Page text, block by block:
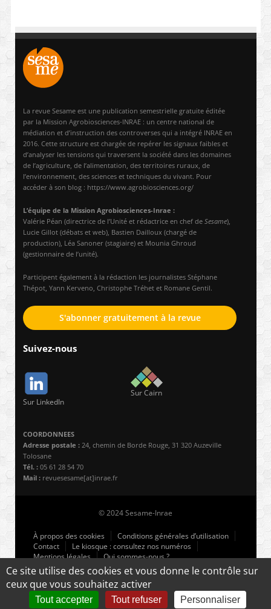
La revue Sesame est une publication semestrielle gratuite éditée
par la Mission Agrobiosciences-INRAE : un centre national de
médiation et d’instruction des controverses qui a intégré INRAE en
2016. Cette structure est chargée de repérer les signaux faibles et
d’analyser les tensions qui traversent la société dans les domaines
de l’agriculture, de l’alimentation, des territoires ruraux, de
l’environnement, des sciences et techniques du vivant. Pour
accéder à son blog : https://www.agrobiosciences.org/
L’équipe de la Mission Agrobiosciences-Inrae :
Valérie Péan (directrice de l’Unité et rédactrice en chef de Sesame),
Lucie Gillot (débats et web), Bastien Dailloux (chargé de
production), Léa Sanoner (stagiaire) et Mounia Ghroud
(gestionnaire de l’unité).
Participent également à la rédaction les journalistes Stéphane
Thépot, Yann Kerveno, Christophe Tréhet et Romane Gentil.
S'abonner gratuitement à la revue
Suivez-nous
Sur LinkedIn
Sur Cairn
COORDONNEES
Adresse postale : 24, chemin de Borde Rouge, 31 320 Auzeville
Tolosane
Tél. : 05 61 28 54 70
Mail : revuesesame[at]inrae.fr
© 2024 Sesame-Inrae
À propos des cookies
Conditions générales d’utilisation
Contact
Le kiosque : consultez nos numéros
Mentions légales
Qui sommes-nous ?
Retour en haut ↑
Ce site utilise des cookies et vous donne le contrôle sur
ceux que vous souhaitez activer
Tout accepter Tout refuser Personnaliser